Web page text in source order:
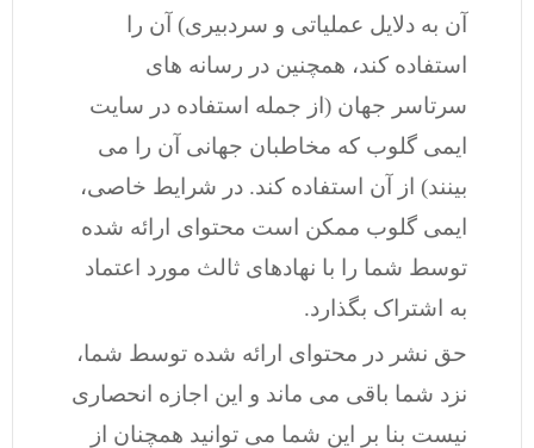
آن به دلایل عملیاتی و سردبیری) آن را
استفاده کند، همچنین در رسانه های
سرتاسر جهان (از جمله استفاده در سایت
ایمی گلوب که مخاطبان جهانی آن را می
بینند) از آن استفاده کند. در شرایط خاصی،
ایمی گلوب ممکن است محتوای ارائه شده
توسط شما را با نهادهای ثالث مورد اعتماد
به اشتراک بگذارد.
حق نشر در محتوای ارائه شده توسط شما،
نزد شما باقی می ماند و این اجازه انحصاری
نیست بنا بر این شما می توانید همچنان از